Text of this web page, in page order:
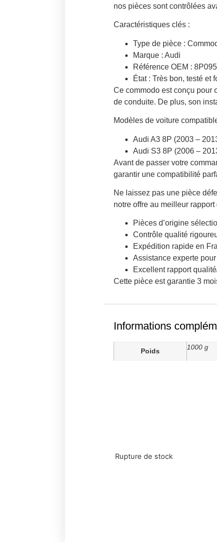
nos pièces sont contrôlées
Caractéristiques clés :
Type de pièce :
Marque : Audi
Référence OEM :
État : Très bon, testé et
Ce commodo est conçu pour
de conduite. De plus, son
Modèles de voiture
Audi A3 8P (2003 –
Audi S3 8P (2006 –
Avant de passer votre
garantir une compatibilité
Ne laissez pas une pièce
notre offre au meilleur
Pièces d’origine
Contrôle qualité
Expédition rapide en
Assistance experte
Excellent rapport
Cette pièce est garantie 3
Informations
Poids 1000 g
Rupture de stock